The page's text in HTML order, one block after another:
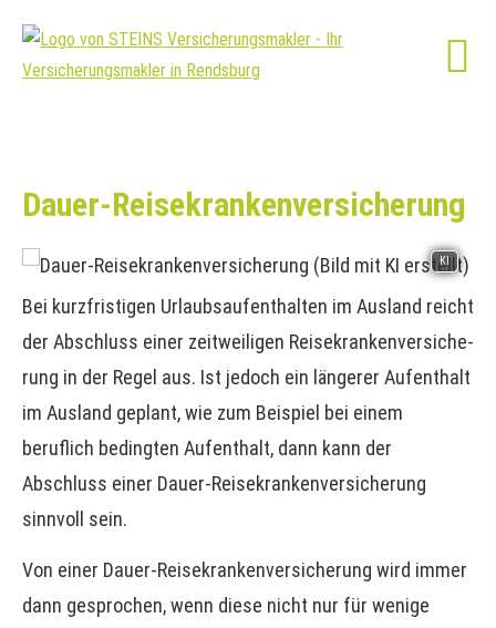
Dauer-Reise­kranken­ver­si­che­rung
KI
Bei kurzfristigen Urlaubsaufenthalten im Ausland reicht
der Abschluss einer zeitweiligen Reise­kranken­ver­si­che­
rung in der Regel aus. Ist jedoch ein längerer Aufenthalt
im Ausland geplant, wie zum Beispiel bei einem
beruflich bedingten Aufenthalt, dann kann der
Abschluss einer Dauer-Reise­kranken­ver­si­che­rung
sinnvoll sein.
Von einer Dauer-Reise­kranken­ver­si­che­rung wird immer
dann gesprochen, wenn diese nicht nur für wenige